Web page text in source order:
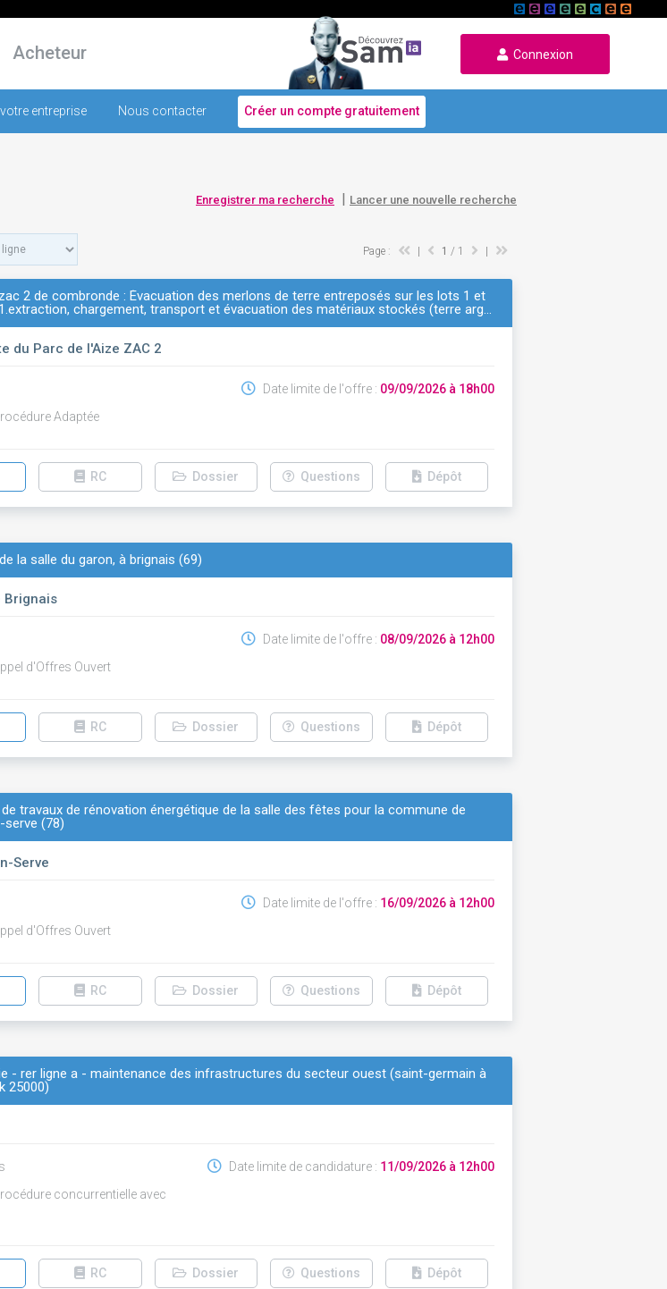
Acheteur Connexion
entreprise Nous contacter Créer un compte gratuitement
Enregistrer ma recherche | Lancer une nouvelle recherche
Page : 1 / 1
2 de combronde : Évacuation des merlons de terre entreposés sur les lots 1 et
chargement, transport et évacuation des matériaux stockés (terre arg…
du Parc de l'Aize ZAC 2
Adaptée
Date limite de l'offre : 09/09/2026 à 18h00
RC Dossier Questions Dépôt
la salle du garon, à brignais (69)
Brignais
d'Offres Ouvert
Date limite de l'offre : 08/09/2026 à 12h00
RC Dossier Questions Dépôt
travaux de rénovation énergétique de la salle des fêtes pour la commune de
(78)
Serve
d'Offres Ouvert
Date limite de l'offre : 16/09/2026 à 12h00
RC Dossier Questions Dépôt
- rer ligne a - maintenance des infrastructures du secteur ouest (saint-germain à
25000)
concurrentielle avec
Date limite de candidature : 11/09/2026 à 12h00
RC Dossier Questions Dépôt